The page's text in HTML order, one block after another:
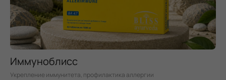
Иммуноблисс
Укрепление иммунитета, профилактика аллергии